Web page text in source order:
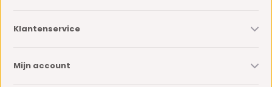
Klantenservice
Mijn account